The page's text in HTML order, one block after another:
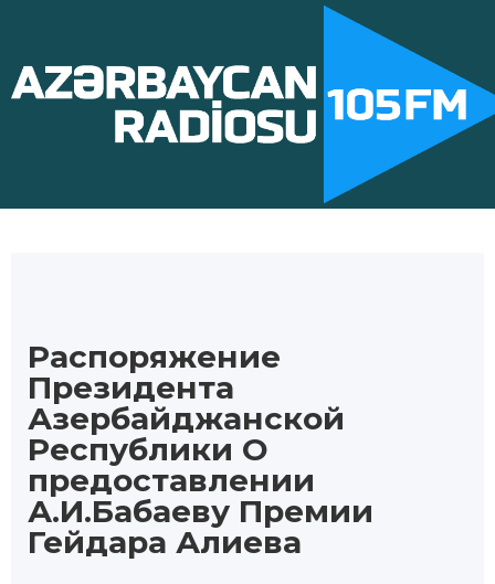
Распоряжение
Президента
Азербайджанской
Республики О
предоставлении
А.И.Бабаеву Премии
Гейдара Алиева